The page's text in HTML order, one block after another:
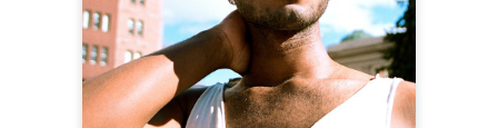
FOLLOW ME